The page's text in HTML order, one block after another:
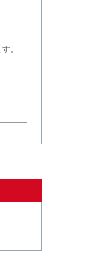
。